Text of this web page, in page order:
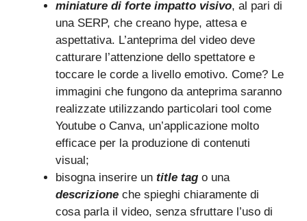
miniature di forte impatto visivo, al pari di
una SERP, che creano hype, attesa e
aspettativa. L’anteprima del video deve
catturare l’attenzione dello spettatore e
toccare le corde a livello emotivo. Come? Le
immagini che fungono da anteprima saranno
realizzate utilizzando particolari tool come
Youtube o Canva, un’applicazione molto
efficace per la produzione di contenuti
visual;
bisogna inserire un title tag o una
descrizione che spieghi chiaramente di
cosa parla il video, senza sfruttare l’uso di